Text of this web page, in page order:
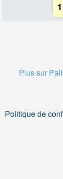
Plus sur
Politique de